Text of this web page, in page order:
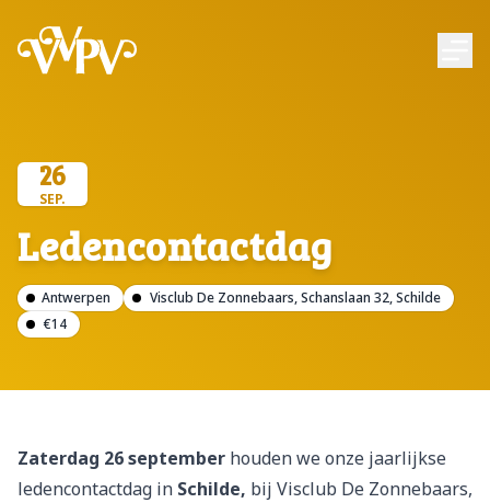
VVPV
26
SEP.
Ledencontactdag
Antwerpen
Visclub De Zonnebaars, Schanslaan 32, Schilde
€14
Zaterdag 26 september houden we onze jaarlijkse
ledencontactdag in Schilde, bij Visclub De Zonnebaars,